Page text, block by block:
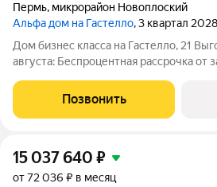
Пермь, микрорайон Новоплоский
Альфа дом на Гастелло, 3 квартал 2028
Дом бизнес класса на Гастелло, 21
августа: Беспроцентная рассрочка от
любой квартиры скидка до 500 т.р.
ребенка до 18 лет При
Позвонить
15 037 640 ₽
от 72 036 ₽ в месяц